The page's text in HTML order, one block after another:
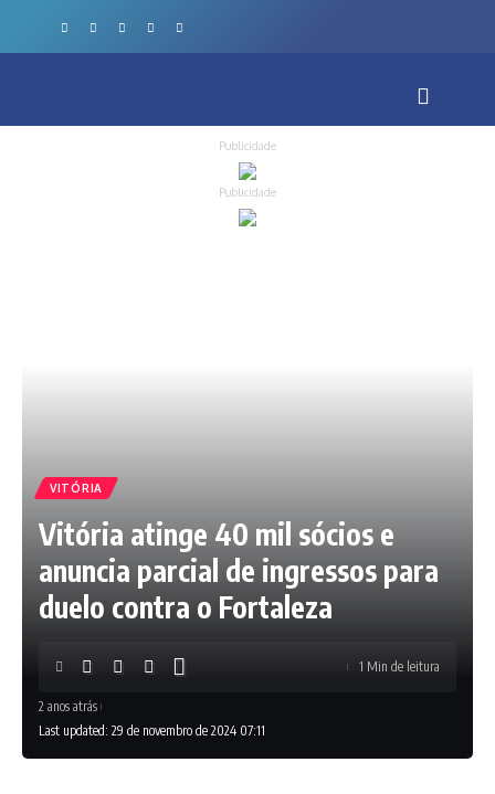
Publicidade
Publicidade
VITÓRIA
Vitória atinge 40 mil sócios e
anuncia parcial de ingressos para
duelo contra o Fortaleza
Last updated: 29 de novembro de 2024 07:11
2 anos atrás
1 Min de leitura